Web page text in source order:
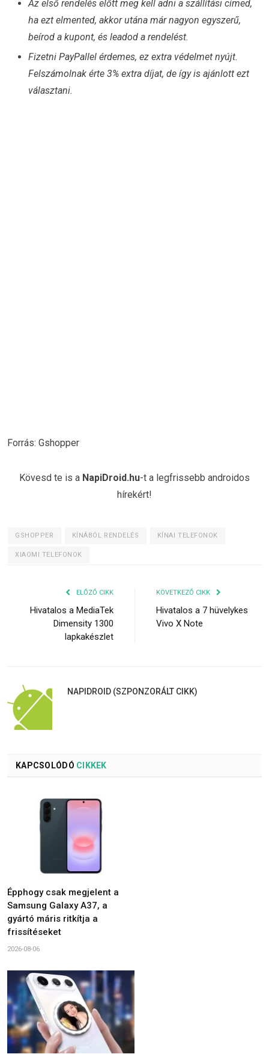
Az első rendelés előtt meg kell adni a szállítási címed,
ha ezt elmented, akkor utána már nagyon egyszerű,
beírod a kupont, és leadod a rendelést.
Fizetni PayPallel érdemes, ez extra védelmet nyújt.
Felszámolnak érte 3% extra díjat, de így is ajánlott ezt
választani.
Forrás: Gshopper
Kövesd te is a NapiDroid.hu-t a legfrissebb androidos
hírekért!
GSHOPPER KÍNÁBÓL RENDELÉS KÍNAI TELEFONOK
XIAOMI TELEFONOK
ELŐZŐ CIKK
Hivatalos a MediaTek
Dimensity 1300
lapkakészlet
KÖVETKEZŐ CIKK
Hivatalos a 7 hüvelykes
Vivo X Note
NAPIDROID (SZPONZORÁLT CIKK)
KAPCSOLÓDÓ CIKKEK
Épphogy csak megjelent a
Samsung Galaxy A37, a
gyártó máris ritkítja a
frissítéseket
2026-08-06